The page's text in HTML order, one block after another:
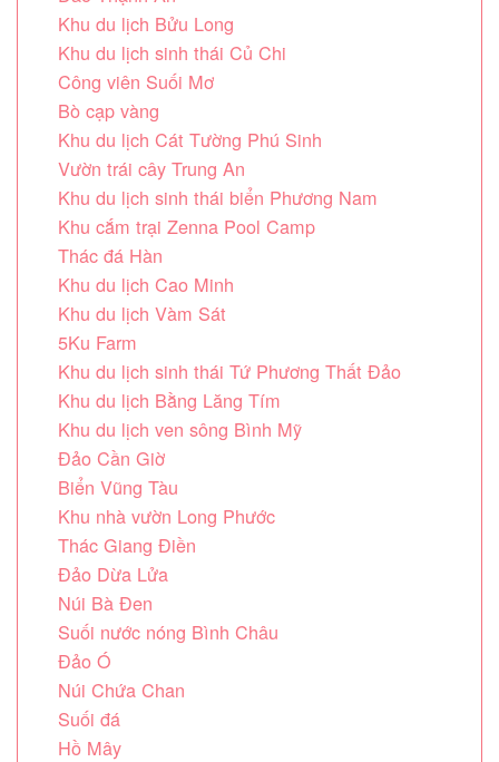
Khu du lịch Bửu Long
Khu du lịch sinh thái Củ Chi
Công viên Suối Mơ
Bò cạp vàng
Khu du lịch Cát Tường Phú Sinh
Vườn trái cây Trung An
Khu du lịch sinh thái biển Phương Nam
Khu cắm trại Zenna Pool Camp
Thác đá Hàn
Khu du lịch Cao Minh
Khu du lịch Vàm Sát
5Ku Farm
Khu du lịch sinh thái Tứ Phương Thất Đảo
Khu du lịch Bằng Lăng Tím
Khu du lịch ven sông Bình Mỹ
Đảo Cần Giờ
Biển Vũng Tàu
Khu nhà vườn Long Phước
Thác Giang Điền
Đảo Dừa Lửa
Núi Bà Đen
Suối nước nóng Bình Châu
Đảo Ó
Núi Chứa Chan
Suối đá
Hồ Mây